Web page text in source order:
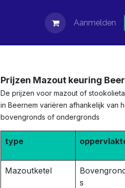
Contact Aanmelden
Prijzen Mazout keuring
De prijzen voor mazout of
in Beernem variëren afhankelijk van
bovengronds of ondergronds
type
Mazoutketel
s